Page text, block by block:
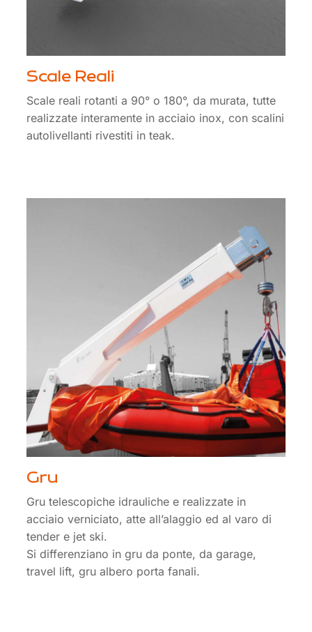
Scale Reali
Scale reali rotanti a 90° o 180°, da murata, tutte
realizzate interamente in acciaio inox, con scalini
autolivellanti rivestiti in teak.
Gru
Gru telescopiche idrauliche e realizzate in
acciaio verniciato, atte all’alaggio ed al varo di
tender e jet ski.
Si differenziano in gru da ponte, da garage,
travel lift, gru albero porta fanali.